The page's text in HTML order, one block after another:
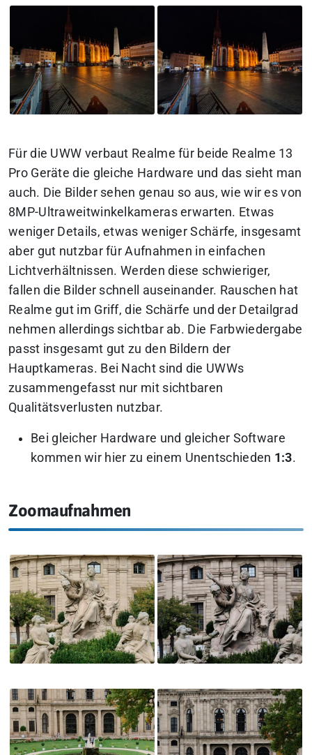
Für die UWW verbaut Realme für beide Realme 13
Pro Geräte die gleiche Hardware und das sieht man
auch. Die Bilder sehen genau so aus, wie wir es von
8MP-Ultraweitwinkelkameras erwarten. Etwas
weniger Details, etwas weniger Schärfe, insgesamt
aber gut nutzbar für Aufnahmen in einfachen
Lichtverhältnissen. Werden diese schwieriger,
fallen die Bilder schnell auseinander. Rauschen hat
Realme gut im Griff, die Schärfe und der Detailgrad
nehmen allerdings sichtbar ab. Die Farbwiedergabe
passt insgesamt gut zu den Bildern der
Hauptkameras. Bei Nacht sind die UWWs
zusammengefasst nur mit sichtbaren
Qualitätsverlusten nutzbar.
Bei gleicher Hardware und gleicher Software
kommen wir hier zu einem Unentschieden 1:3.
Zoomaufnahmen